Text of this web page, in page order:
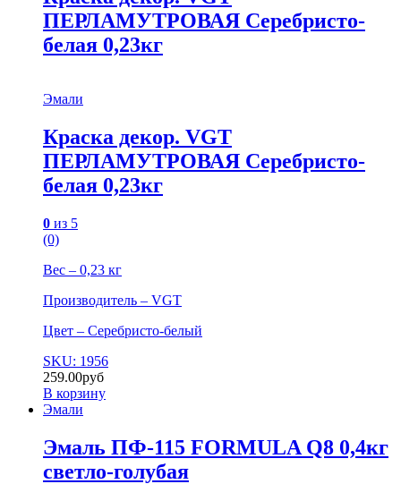
ПЕРЛАМУТРОВАЯ Серебристо-
белая 0,23кг
Эмали
Краска декор. VGT
ПЕРЛАМУТРОВАЯ Серебристо-
белая 0,23кг
0 из 5
(0)
Вес – 0,23 кг
Производитель – VGT
Цвет – Серебристо-белый
SKU: 1956
259.00руб
В корзину
Эмали
Эмаль ПФ-115 FORMULA Q8 0,4кг
светло-голубая